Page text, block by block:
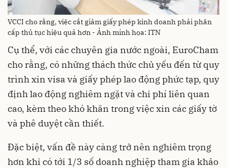
VCCI cho rằng, việc cắt giảm giấy phép kinh doanh phải phân
cấp thủ tục hiệu quả hơn - Ảnh minh họa: ITN
Cụ thể, với các chuyên gia nước ngoài, EuroCham
cho rằng, có những thách thức chủ yếu đến từ quy
trình xin visa và giấy phép lao động phức tạp, quy
định lao động nghiêm ngặt và chi phí liên quan
cao, kèm theo khó khăn trong việc xin các giấy tờ
và phê duyệt cần thiết.
Đặc biệt, vấn đề này càng trở nên nghiêm trọng
hơn khi có tới 1/3 số doanh nghiệp tham gia khảo